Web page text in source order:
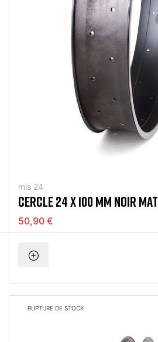
mis 24
CERCLE 24 X 100 MM NOIR MAT
50,90 €
RUPTURE DE STOCK